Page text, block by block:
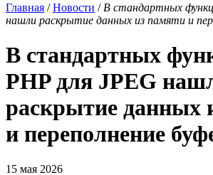
Главная /Новости / В стандартных
нашли раскрытие данных из памяти и
В стандартных
PHP для JPEG
раскрытие данных
и переполнение
15 мая 2026